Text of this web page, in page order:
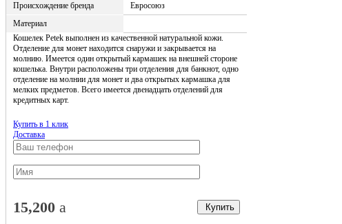
Происхождение бренда
Евросоюз
Материал
Кошелек Petek выполнен из качественной натуральной кожи.
Отделение для монет находится снаружи и закрывается на
молнию. Имеется один открытый кармашек на внешней стороне
кошелька. Внутри расположены три отделения для банкнот, одно
отделение на молнии для монет и два открытых кармашка для
мелких предметов. Всего имеется двенадцать отделений для
кредитных карт.
Купить в 1 клик
Доставка
Купить
15,200 a